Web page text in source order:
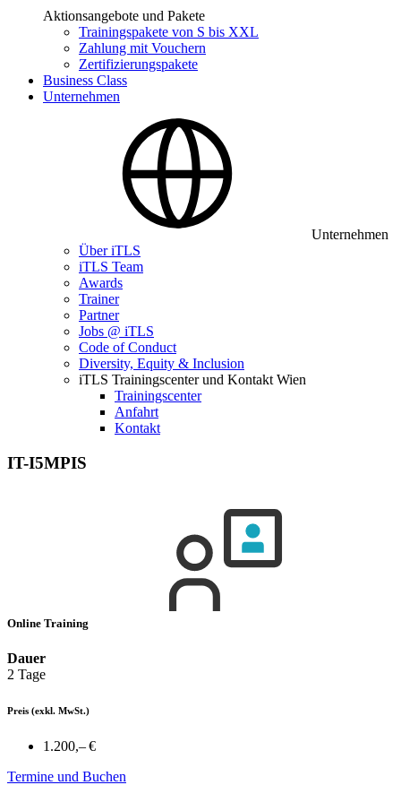
Aktionsangebote und Pakete
Trainingspakete von S bis XXL
Zahlung mit Vouchern
Zertifizierungspakete
Business Class
Unternehmen
Unternehmen
Über iTLS
iTLS Team
Awards
Trainer
Partner
Jobs @ iTLS
Code of Conduct
Diversity, Equity & Inclusion
iTLS Trainingscenter und Kontakt Wien
Trainingscenter
Anfahrt
Kontakt
IT-I5MPIS
Online Training
Dauer
2 Tage
Preis (exkl. MwSt.)
1.200,– €
Termine und Buchen